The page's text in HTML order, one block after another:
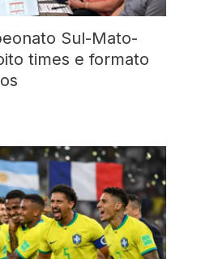
Sul-Mato-
times e formato